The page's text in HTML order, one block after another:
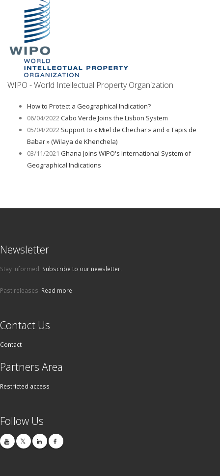
WIPO - World Intellectual Property Organization
How to Protect a Geographical Indication?
06/04/2022Cabo Verde Joins the Lisbon System
05/04/2022 Support to « Miel de Chechar » and « Tapis de
Babar » (Wilaya de Khenchela)
03/11/2021 Ghana Joins WIPO's International System of
Geographical Indications
Newsletter
Stay informed: Subscribe to our newsletter.
Past releases: Read more
Contact Us
Contact
Partners Area
Restricted access
Follow Us